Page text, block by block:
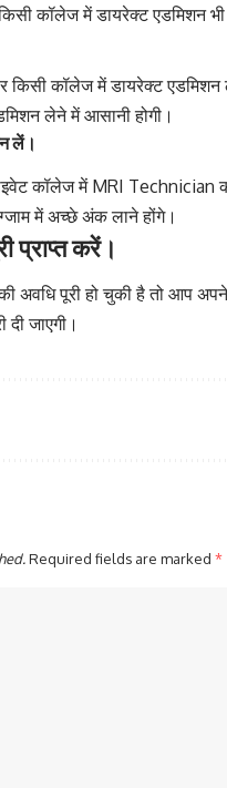
कॉलेज में डायरेक्ट एडमिशन भी
किसी कॉलेज में डायरेक्ट
लेने में आसानी होगी।
लें।
कॉलेज में MRI Technician
में अच्छे अंक लाने होंगे।
प्राप्त करें।
पूरी हो चुकी है तो आप अपने
जाएगी।
Required fields are marked *